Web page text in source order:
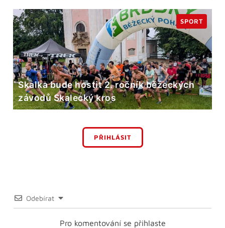
Skalka bude hostit 2. ročník běžeckých
závodů Skalecký kros
SPORT
PŘIHLÁSIT
Odebírat
Pro komentování se přihlaste